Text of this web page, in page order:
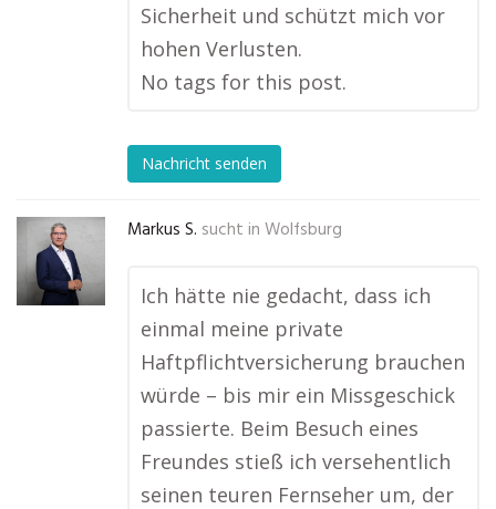
Sicherheit und schützt mich vor
hohen Verlusten.
No tags for this post.
Nachricht senden
Markus S. sucht in Wolfsburg
Ich hätte nie gedacht, dass ich
einmal meine private
Haftpflichtversicherung brauchen
würde – bis mir ein Missgeschick
passierte. Beim Besuch eines
Freundes stieß ich versehentlich
seinen teuren Fernseher um, der